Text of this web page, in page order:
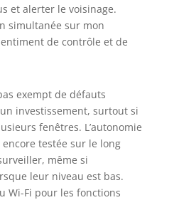
et alerter le voisinage.
simultanée sur mon
de contrôle et de
exempt de défauts
investissement, surtout si
fenêtres. L’autonomie
testée sur le long
même si
leur niveau est bas.
Wi-Fi pour les fonctions